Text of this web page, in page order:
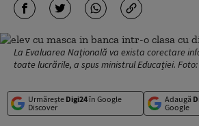
La Evaluarea Națională va exista corectare
toate lucrările, a spus ministrul Educației.
Urmărește Digi24în Google
Discover
Adaugă
Google